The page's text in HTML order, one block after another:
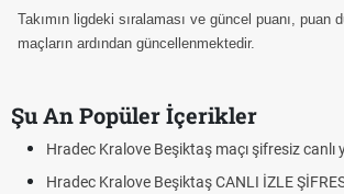
Takımın ligdeki sıralaması ve güncel puanı, puan
maçların ardından güncellenmektedir.
Şu An Popüler İçerikler
Hradec Kralove Beşiktaş maçı şifresiz canlı
Hradec Kralove Beşiktaş CANLI İZLE